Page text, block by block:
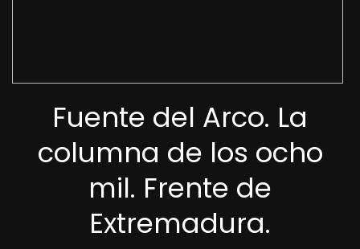
Fuente del Arco. La
columna de los ocho
mil. Frente de
Extremadura.